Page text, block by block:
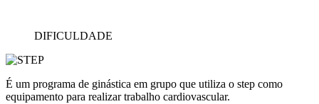
DIFICULDADE
É um programa de ginástica em grupo que utiliza o step como
equipamento para realizar trabalho cardiovascular.